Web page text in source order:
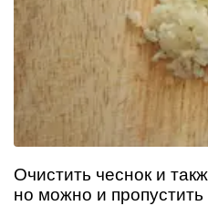
Очистить чеснок и
но можно и пропустить